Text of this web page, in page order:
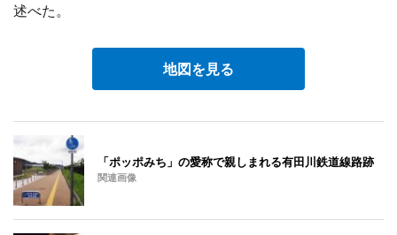
述べた。
地図を見る
「ポッポみち」の愛称で親しまれる有田川鉄道線路跡
関連画像